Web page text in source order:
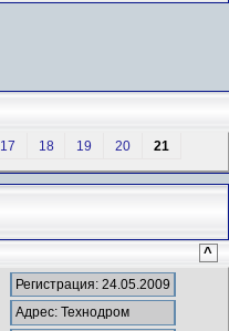
17 18 19 20 21
^
Регистрация: 24.05.2009
Адрес: Технодром